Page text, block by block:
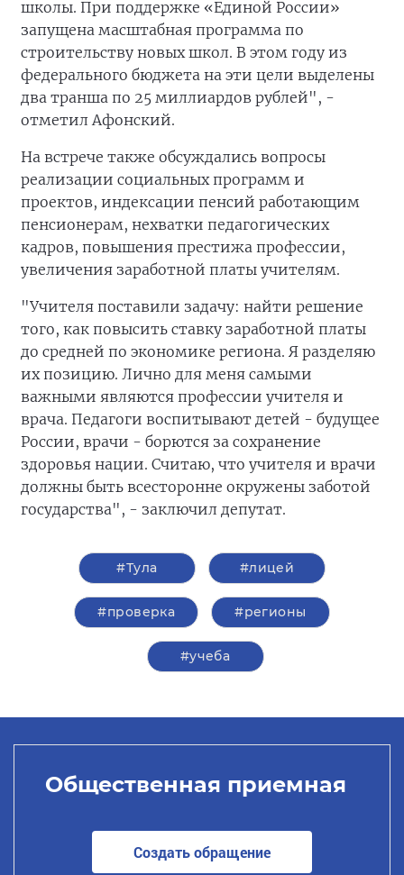
школы. При поддержке «Единой России»
запущена масштабная программа по
строительству новых школ. В этом году из
федерального бюджета на эти цели выделены
два транша по 25 миллиардов рублей", -
отметил Афонский.
На встрече также обсуждались вопросы
реализации социальных программ и
проектов, индексации пенсий работающим
пенсионерам, нехватки педагогических
кадров, повышения престижа профессии,
увеличения заработной платы учителям.
"Учителя поставили задачу: найти решение
того, как повысить ставку заработной платы
до средней по экономике региона. Я разделяю
их позицию. Лично для меня самыми
важными являются профессии учителя и
врача. Педагоги воспитывают детей - будущее
России, врачи - борются за сохранение
здоровья нации. Считаю, что учителя и врачи
должны быть всесторонне окружены заботой
государства", - заключил депутат.
#Тула #лицей
#проверка #регионы
#учеба
Общественная приемная
Создать обращение